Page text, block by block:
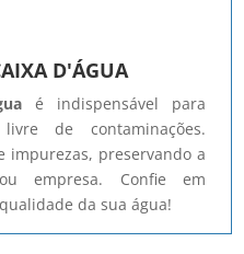
D'ÁGUA
é indispensável para
de contaminações.
impurezas, preservando a
empresa. Confie em
da sua água!